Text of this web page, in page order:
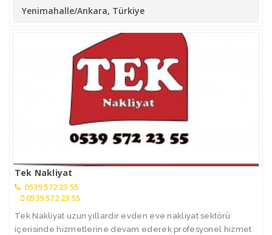
Yenimahalle/Ankara, Türkiye
Tek Nakliyat
0539 572 23 55
0539 572 23 55
Tek Nakliyat uzun yıllardır evden eve nakliyat sektörü
içerisinde hizmetlerine devam ederek profesyonel hizmet